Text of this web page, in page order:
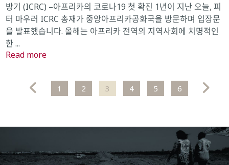
방기 (ICRC) –아프리카의 코로나19 첫 확진 1년이 지난 오늘, 피
터 마우러 ICRC 총재가 중앙아프리카공화국을 방문하며 입장문
을 발표했습니다. 올해는 아프리카 전역의 지역사회에 치명적인
한 ...
Read more
1 2 3 4 5 6